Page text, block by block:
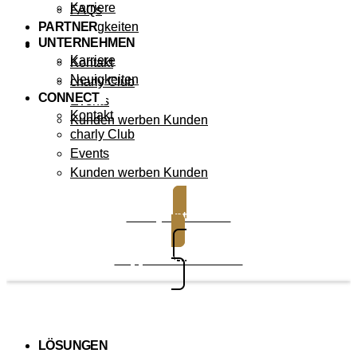
Karriere
Neuigkeiten
CONNECT
Kontakt
charly Club
Events
Kunden werben Kunden
FAQs
PARTNER
UNTERNEHMEN
Karriere
Neuigkeiten
CONNECT
Kontakt
charly Club
Events
Kunden werben Kunden
charly entdecken
Support kontaktieren
LÖSUNGEN